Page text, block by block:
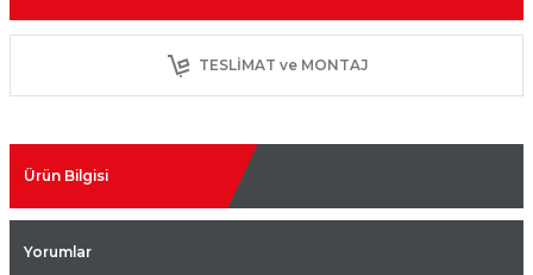
TESLİMAT ve MONTAJ
Ürün Bilgisi
Yorumlar